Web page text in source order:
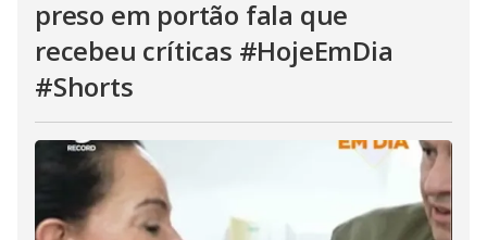
preso em portão fala que
recebeu críticas #HojeEmDia
#Shorts